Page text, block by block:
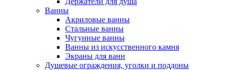
Ванны
Акриловые ванны
Стальные ванны
Чугунные ванны
Ванны из искусственного камня
Экраны для ванн
Душевые ограждения, уголки и поддоны